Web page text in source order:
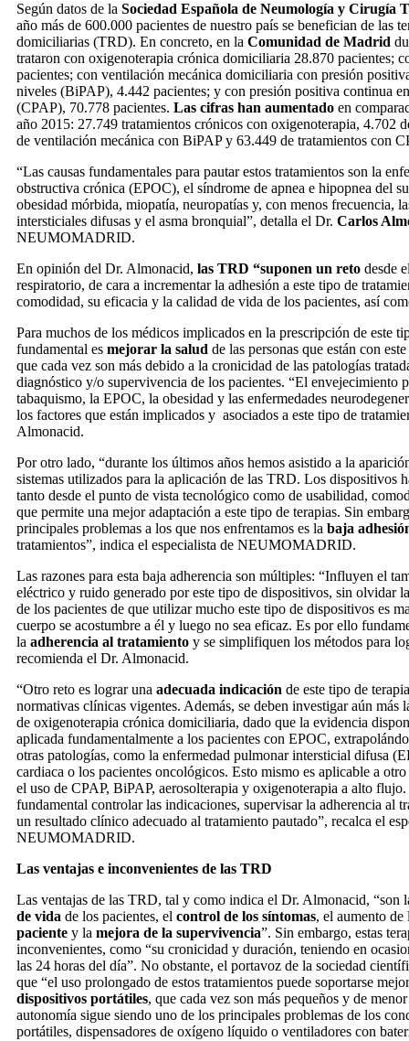
Según datos de la Sociedad Española de Neumología y Cirugía
año más de 600.000 pacientes de nuestro país se benefician de las
domiciliarias (TRD). En concreto, en la Comunidad de Madrid
trataron con oxigenoterapia crónica domiciliaria 28.870 pacientes;
pacientes; con ventilación mecánica domiciliaria con presión
niveles (BiPAP), 4.442 pacientes; y con presión positiva continua
(CPAP), 70.778 pacientes. Las cifras han aumentado en
año 2015: 27.749 tratamientos crónicos con oxigenoterapia, 4.702
de ventilación mecánica con BiPAP y 63.449 de tratamientos con
“Las causas fundamentales para pautar estos tratamientos son la
obstructiva crónica (EPOC), el síndrome de apnea e hipopnea del
obesidad mórbida, miopatía, neuropatías y, con menos frecuencia,
intersticiales difusas y el asma bronquial”, detalla el Dr. Carlos
NEUMOMADRID.
En opinión del Dr. Almonacid, las TRD “suponen un reto desde
respiratorio, de cara a incrementar la adhesión a este tipo de
comodidad, su eficacia y la calidad de vida de los pacientes, así
Para muchos de los médicos implicados en la prescripción de este
fundamental es mejorar la salud de las personas que están con
que cada vez son más debido a la cronicidad de las patologías
diagnóstico y/o supervivencia de los pacientes. “El envejecimiento
tabaquismo, la EPOC, la obesidad y las enfermedades
los factores que están implicados y asociados a este tipo de
Almonacid.
Por otro lado, “durante los últimos años hemos asistido a la
sistemas utilizados para la aplicación de las TRD. Los dispositivos
tanto desde el punto de vista tecnológico como de usabilidad,
que permite una mejor adaptación a este tipo de terapias. Sin
principales problemas a los que nos enfrentamos es la baja
tratamientos”, indica el especialista de NEUMOMADRID.
Las razones para esta baja adherencia son múltiples: “Influyen el
eléctrico y ruido generado por este tipo de dispositivos, sin olvidar
de los pacientes de que utilizar mucho este tipo de dispositivos es
cuerpo se acostumbre a él y luego no sea eficaz. Es por ello
la adherencia al tratamiento y se simplifiquen los métodos para
recomienda el Dr. Almonacid.
“Otro reto es lograr una adecuada indicación de este tipo de
normativas clínicas vigentes. Además, se deben investigar aún más
de oxigenoterapia crónica domiciliaria, dado que la evidencia
aplicada fundamentalmente a los pacientes con EPOC,
otras patologías, como la enfermedad pulmonar intersticial difusa
cardiaca o los pacientes oncológicos. Esto mismo es aplicable a
el uso de CPAP, BiPAP, aerosolterapia y oxigenoterapia a alto
fundamental controlar las indicaciones, supervisar la adherencia al
un resultado clínico adecuado al tratamiento pautado”, recalca el
NEUMOMADRID.
Las ventajas e inconvenientes de las TRD
Las ventajas de las TRD, tal y como indica el Dr. Almonacid, “son
de vida de los pacientes, el control de los síntomas, el aumento
paciente y la mejora de la supervivencia”. Sin embargo, estas
inconvenientes, como “su cronicidad y duración, teniendo en
las 24 horas del día”. No obstante, el portavoz de la sociedad
que “el uso prolongado de estos tratamientos puede soportarse
dispositivos portátiles, que cada vez son más pequeños y de
autonomía sigue siendo uno de los principales problemas de los
portátiles, dispensadores de oxígeno líquido o ventiladores con